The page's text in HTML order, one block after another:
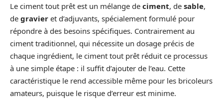
Le ciment tout prêt est un mélange de ciment, de sable,
de gravier et d’adjuvants, spécialement formulé pour
répondre à des besoins spécifiques. Contrairement au
ciment traditionnel, qui nécessite un dosage précis de
chaque ingrédient, le ciment tout prêt réduit ce processus
à une simple étape : il suffit d’ajouter de l’eau. Cette
caractéristique le rend accessible même pour les bricoleurs
amateurs, puisque le risque d’erreur est minime.